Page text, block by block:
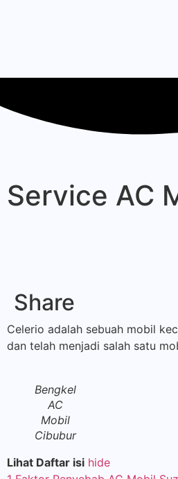
Service AC
Share
Celerio adalah sebuah mobil
dan telah menjadi salah satu
Bengkel
AC
Mobil
Cibubur
Lihat Daftar isi hide